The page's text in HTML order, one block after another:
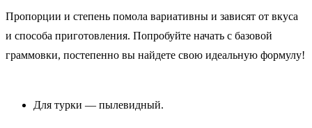
Пропорции и степень помола вариативны и зависят от вкуса
и способа приготовления. Попробуйте начать с базовой
граммовки, постепенно вы найдете свою идеальную формулу!
Для турки — пылевидный.